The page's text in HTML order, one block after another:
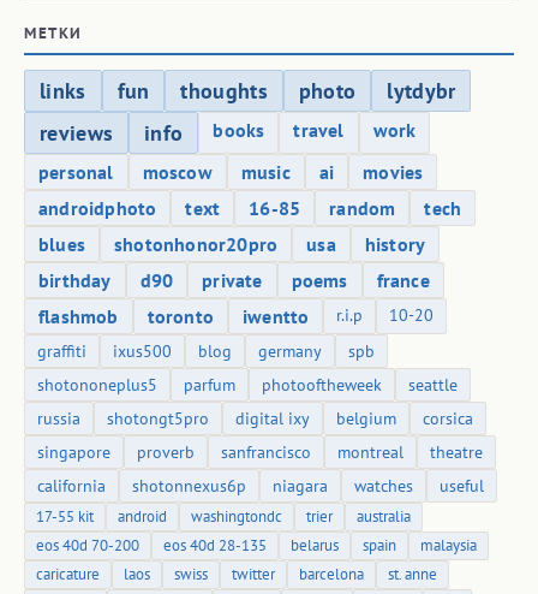
МЕТКИ
links fun thoughts photo
lytdybr
reviews
info books travel
work
personal
moscow music ai
movies
androidphoto
text 16-85 random
tech
blues
shotonhonor20pro usa
history
birthday
d90 private poems
france
flashmob
toronto iwentto r.i.p
10-20
graffiti
ixus500 blog germany
spb
shotononeplus5
parfum photooftheweek
seattle
russia
shotongt5pro digital ixy belgium
corsica
singapore
proverb sanfrancisco montreal
theatre
california
shotonnexus6p niagara watches useful
17-55 kit android washingtondc trier
australia
eos 40d 70-200
eos 40d 28-135 belarus spain
malaysia
caricature
laos swiss twitter barcelona
st. anne